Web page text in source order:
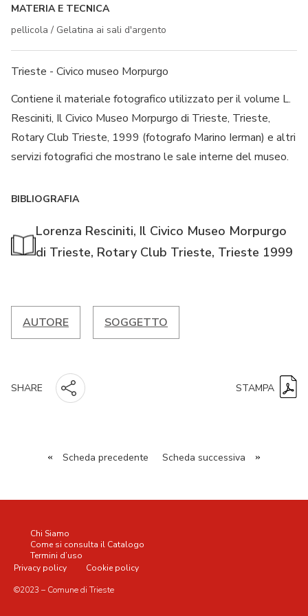
MATERIA E TECNICA
pellicola / Gelatina ai sali d'argento
Trieste - Civico museo Morpurgo
Contiene il materiale fotografico utilizzato per il volume L.
Resciniti, Il Civico Museo Morpurgo di Trieste, Trieste,
Rotary Club Trieste, 1999 (fotografo Marino Ierman) e altri
servizi fotografici che mostrano le sale interne del museo.
BIBLIOGRAFIA
Lorenza Resciniti, Il Civico Museo Morpurgo
di Trieste, Rotary Club Trieste, Trieste 1999
AUTORE SOGGETTO
SHARE STAMPA
« Scheda precedente Scheda successiva »
©2023 – Comune di Trieste
Chi Siamo
Come si consulta il Catalogo
Termini d’uso
Privacy policy
Cookie policy